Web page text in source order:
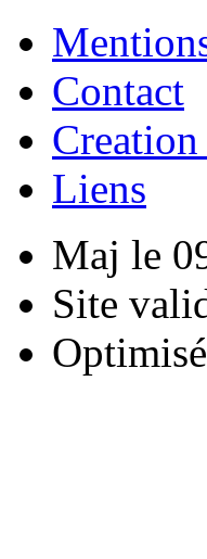
Contact
Liens
Maj le
Site